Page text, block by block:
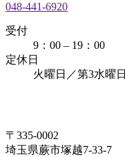
048-441-6920
受付
9：00 – 19：00
定休日
火曜日／第3水曜日
〒335-0002
埼玉県蕨市塚越7-33-7